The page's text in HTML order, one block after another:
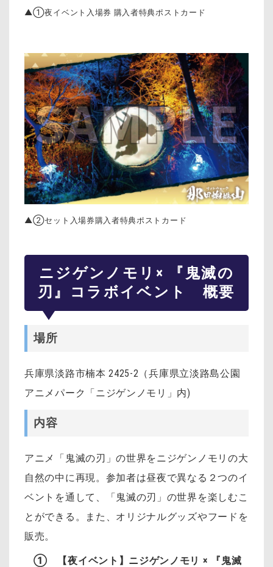
▲①夜イベント入場券 購入者特典ポストカード
▲②セット入場券購入者特典ポストカード
ニジゲンノモリ× 『鬼滅の
刃』コラボイベント 概要
場所
兵庫県淡路市楠本 2425-2（兵庫県立淡路島公園
アニメパーク「ニジゲンノモリ」内)
内容
アニメ「鬼滅の刃」の世界をニジゲンノモリの大
自然の中に再現。参加者は昼夜で異なる２つのイ
ベントを通して、「鬼滅の刃」の世界を楽しむこ
とができる。また、オリジナルグッズやフードを
販売。
① 【夜イベント】ニジゲンノモリ × 『鬼滅